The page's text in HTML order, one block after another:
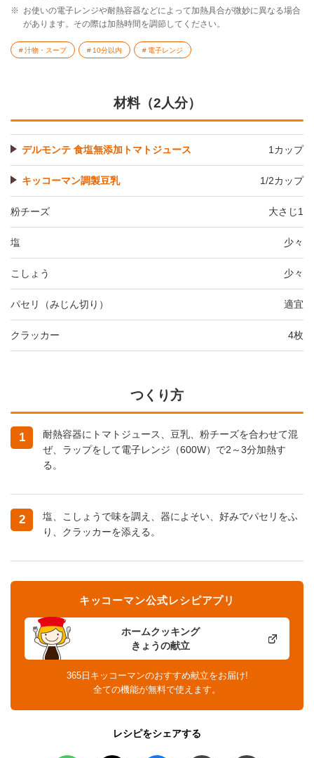
※ お使いの電子レンジや耐熱容器などによって加熱具合が微妙に異なる場合
があります。その際は加熱時間を調節してください。
汁物・スープ 10分以内 電子レンジ
材料（2人分）
デルモンテ 食塩無添加トマトジュース 1カップ
キッコーマン調製豆乳 1/2カップ
粉チーズ 大さじ1
塩 少々
こしょう 少々
パセリ（みじん切り） 適宜
クラッカー 4枚
つくり方
1
耐熱容器にトマトジュース、豆乳、粉チーズを合わせて混
ぜ、ラップをして電子レンジ（600W）で2～3分加熱す
る。
2
塩、こしょうで味を調え、器によそい、好みでパセリをふ
り、クラッカーを添える。
ホームクッキング
きょうの献立
キッコーマン公式レシピアプリ
365日キッコーマンのおすすめ献立をお届け!
全ての機能が無料で使えます。
レシピをシェアする